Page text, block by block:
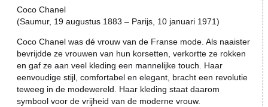
Coco Chanel
(Saumur, 19 augustus 1883 – Parijs, 10 januari 1971)
Coco Chanel was dé vrouw van de Franse mode. Als naaister
bevrijdde ze vrouwen van hun korsetten, verkortte ze rokken
en gaf ze aan veel kleding een mannelijke touch. Haar
eenvoudige stijl, comfortabel en elegant, bracht een revolutie
teweeg in de modewereld. Haar kleding staat daarom
symbool voor de vrijheid van de moderne vrouw.